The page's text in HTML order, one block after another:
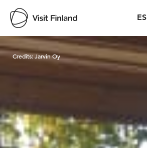
ES
Visit Finland
Credits:Jarvin Oy